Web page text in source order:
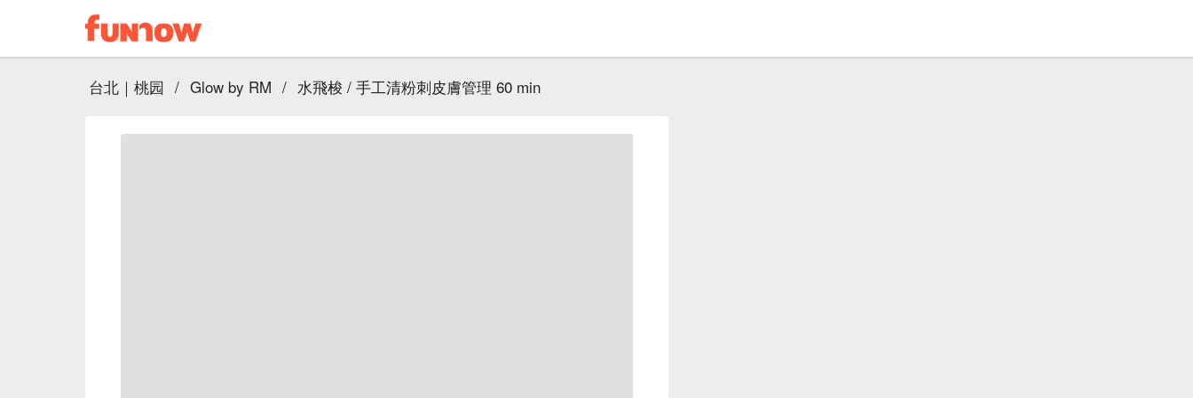
台北｜桃园 / Glow by RM / 水飛梭 / 手工清粉刺皮膚管理 60 min